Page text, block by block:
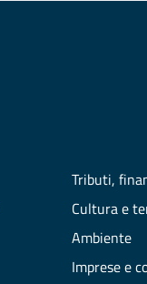
Tributi,
Cultura e
Ambiente
Imprese e